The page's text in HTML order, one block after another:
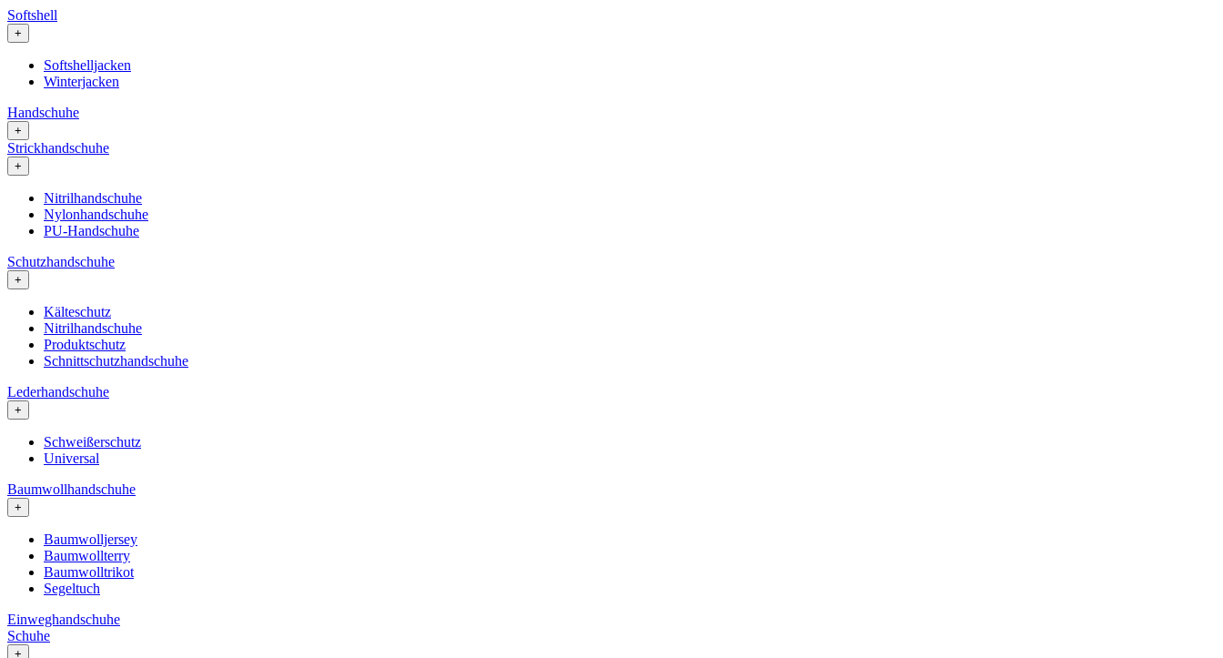
Softshell
+
Softshelljacken
Winterjacken
Handschuhe
+
Strickhandschuhe
+
Nitrilhandschuhe
Nylonhandschuhe
PU-Handschuhe
Schutzhandschuhe
+
Kälteschutz
Nitrilhandschuhe
Produktschutz
Schnittschutzhandschuhe
Lederhandschuhe
+
Schweißerschutz
Universal
Baumwollhandschuhe
+
Baumwolljersey
Baumwollterry
Baumwolltrikot
Segeltuch
Einweghandschuhe
Schuhe
+